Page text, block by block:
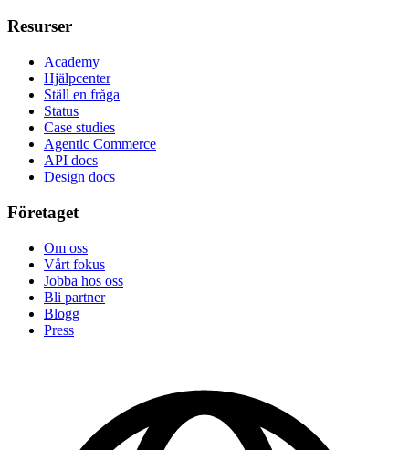
Resurser
Academy
Hjälpcenter
Ställ en fråga
Status
Case studies
Agentic Commerce
API docs
Design docs
Företaget
Om oss
Vårt fokus
Jobba hos oss
Bli partner
Blogg
Press